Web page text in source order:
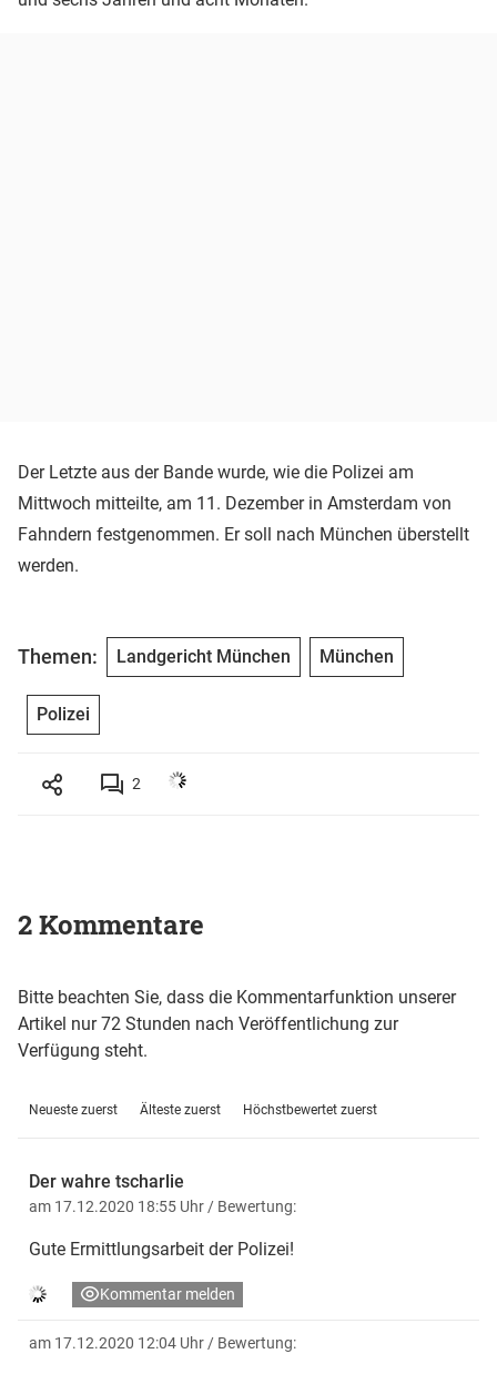
Der Letzte aus der Bande wurde, wie die Polizei am
Mittwoch mitteilte, am 11. Dezember in Amsterdam von
Fahndern festgenommen. Er soll nach München überstellt
werden.
Themen: Landgericht München München
Polizei
2
2 Kommentare
Bitte beachten Sie, dass die Kommentarfunktion unserer
Artikel nur 72 Stunden nach Veröffentlichung zur
Verfügung steht.
Neueste zuerst Älteste zuerst Höchstbewertet zuerst
Der wahre tscharlie
am 17.12.2020 18:55 Uhr / Bewertung:
Gute Ermittlungsarbeit der Polizei!
Kommentar melden
am 17.12.2020 12:04 Uhr / Bewertung: